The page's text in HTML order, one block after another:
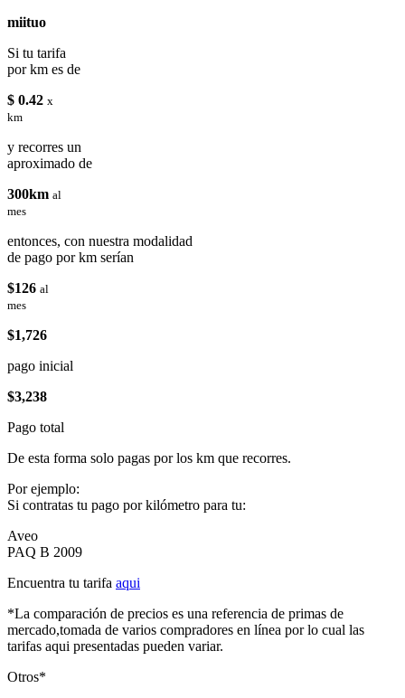
miituo
Si tu tarifa
por km es de
$ 0.42 x
km
y recorres un
aproximado de
300km al
mes
entonces, con nuestra modalidad
de pago por km serían
$126 al
mes
$1,726
pago inicial
$3,238
Pago total
De esta forma solo pagas por los km que recorres.
Por ejemplo:
Si contratas tu pago por kilómetro para tu:
Aveo
PAQ B 2009
Encuentra tu tarifa aqui
*La comparación de precios es una referencia de primas de
mercado,tomada de varios compradores en línea por lo cual las
tarifas aqui presentadas pueden variar.
Otros*